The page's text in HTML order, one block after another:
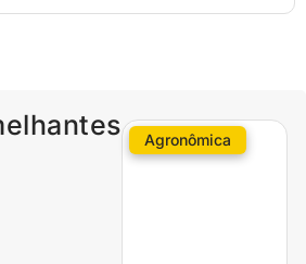
Agronômica